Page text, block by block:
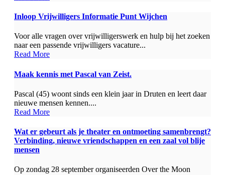
Inloop Vrijwilligers Informatie Punt Wijchen
Voor alle vragen over vrijwilligerswerk en hulp bij het zoeken
naar een passende vrijwilligers vacature...
Read More
Maak kennis met Pascal van Zeist.
Pascal (45) woont sinds een klein jaar in Druten en leert daar
nieuwe mensen kennen....
Read More
Wat er gebeurt als je theater en ontmoeting samenbrengt?
Verbinding, nieuwe vriendschappen en een zaal vol blije
mensen
Op zondag 28 september organiseerden Over the Moon